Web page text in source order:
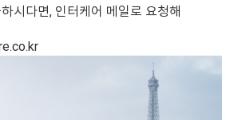
시다면, 인터케어 메일로 요청해